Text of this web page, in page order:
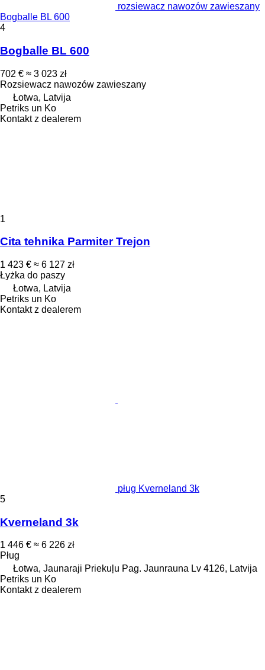
rozsiewacz nawozów zawieszany
Bogballe BL 600
4
Bogballe BL 600
702 € ≈ 3 023 zł
Rozsiewacz nawozów zawieszany
Łotwa, Latvija
Petriks un Ko
Kontakt z dealerem
1
Cita tehnika Parmiter Trejon
1 423 € ≈ 6 127 zł
Łyżka do paszy
Łotwa, Latvija
Petriks un Ko
Kontakt z dealerem
pług Kverneland 3k
5
Kverneland 3k
1 446 € ≈ 6 226 zł
Pług
Łotwa, Jaunaraji Priekuļu Pag. Jaunrauna Lv 4126, Latvija
Petriks un Ko
Kontakt z dealerem